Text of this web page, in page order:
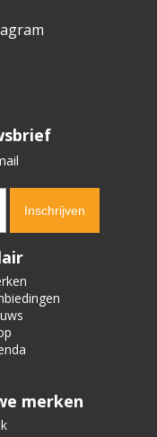
merken